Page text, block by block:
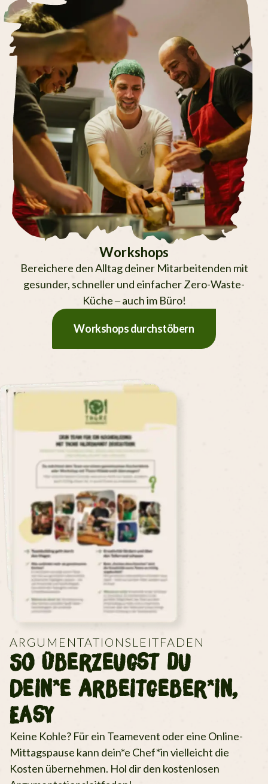
Workshops
Bereichere den Alltag deiner Mitar­bei­ten­den mit
gesunder, schneller und einfacher Zero-Waste-
Küche – auch im Büro!
Workshops durchstöbern
ARGUMENTATIONSLEITFADEN
So Überzeugst du
Dein*e Arbeitgeber*in,
Easy
Keine Kohle? Für ein Teamevent oder eine Online-
Mittagspause kann dein*e Chef*in vielleicht die
Kosten übernehmen. Hol dir den kostenlosen